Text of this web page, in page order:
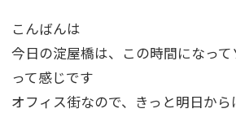
こんばんは
今日の淀屋橋は、この時間になっ
って感じです
オフィス街なので、きっと明日か